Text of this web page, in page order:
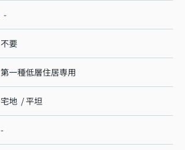
-
不要
第一種低層住居専用
宅地 / 平坦
-